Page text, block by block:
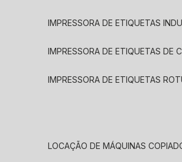
IMPRESSORA DE ETIQUETAS
IMPRESSORA DE ETIQUETAS DE
IMPRESSORA DE ETIQUETAS
LOCAÇÃO DE MÁQUINAS